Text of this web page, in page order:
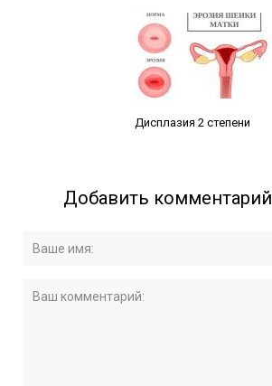
Дисплазия 2 степени
Добавить комментарий